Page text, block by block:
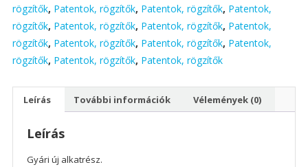
rögzítők, Patentok, rögzítők, Patentok, rögzítők, Patentok,
rögzítők, Patentok, rögzítők, Patentok, rögzítők, Patentok,
rögzítők, Patentok, rögzítők, Patentok, rögzítők, Patentok,
rögzítők, Patentok, rögzítők, Patentok, rögzítők
Leírás További információk Vélemények (0)
Leírás
Gyári új alkatrész.